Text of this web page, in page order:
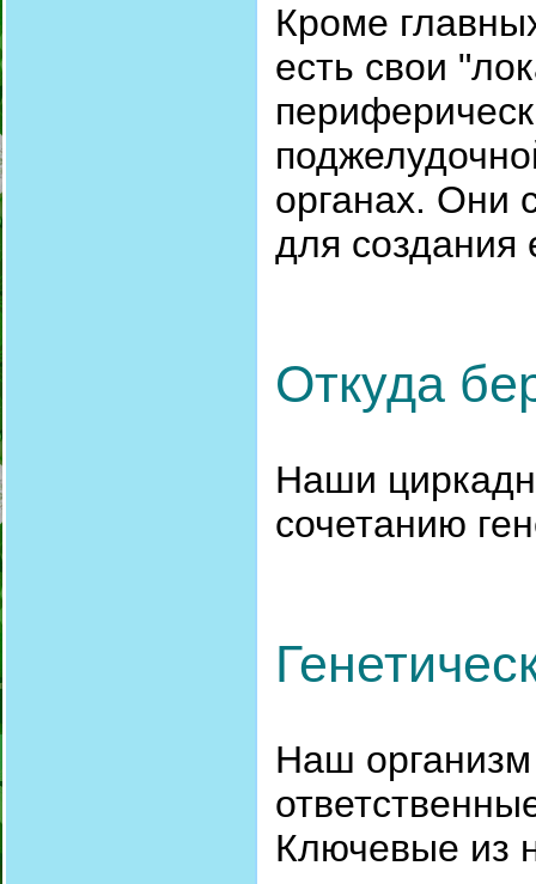
Кроме
есть свои
органах. Они
для создания
Откуда
Наши
сочетанию
Наш
Ключевые из